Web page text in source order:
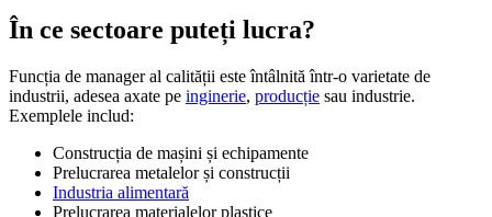
În ce sectoare puteți lucra?
Funcția de manager al calității este întâlnită într-o varietate de
industrii, adesea axate pe inginerie, producție sau industrie.
Exemplele includ:
Construcția de mașini și echipamente
Prelucrarea metalelor și construcții
Industria alimentară
Prelucrarea materialelor plastice